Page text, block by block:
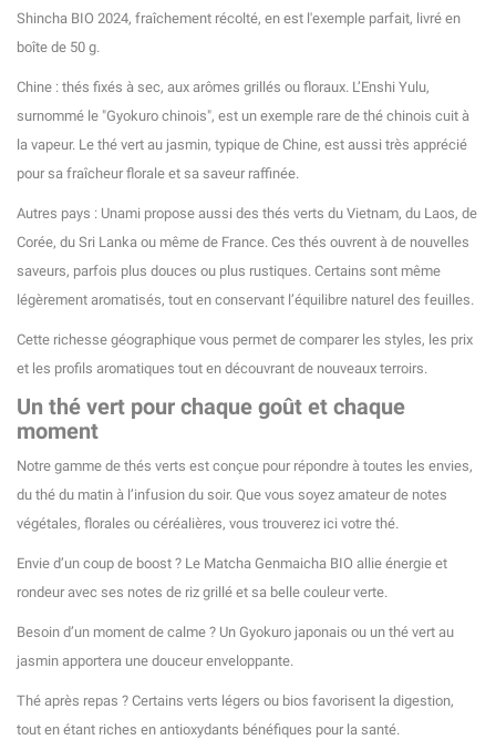
(1 avis)
Shincha BIO 2024, fraîchement récolté, en est l'exemple parfait, livré en
boîte de 50 g.
Chine : thés fixés à sec, aux arômes grillés ou floraux. L’Enshi Yulu,
surnommé le "Gyokuro chinois", est un exemple rare de thé chinois cuit à
la vapeur. Le thé vert au jasmin, typique de Chine, est aussi très apprécié
pour sa fraîcheur florale et sa saveur raffinée.
Autres pays : Unami propose aussi des thés verts du Vietnam, du Laos, de
Corée, du Sri Lanka ou même de France. Ces thés ouvrent à de nouvelles
saveurs, parfois plus douces ou plus rustiques. Certains sont même
légèrement aromatisés, tout en conservant l’équilibre naturel des feuilles.
Cette richesse géographique vous permet de comparer les styles, les prix
et les profils aromatiques tout en découvrant de nouveaux terroirs.
Un thé vert pour chaque goût et chaque
moment
Notre gamme de thés verts est conçue pour répondre à toutes les envies,
du thé du matin à l’infusion du soir. Que vous soyez amateur de notes
végétales, florales ou céréalières, vous trouverez ici votre thé.
Envie d’un coup de boost ? Le Matcha Genmaicha BIO allie énergie et
rondeur avec ses notes de riz grillé et sa belle couleur verte.
Besoin d’un moment de calme ? Un Gyokuro japonais ou un thé vert au
jasmin apportera une douceur enveloppante.
Thé après repas ? Certains verts légers ou bios favorisent la digestion,
tout en étant riches en antioxydants bénéfiques pour la santé.